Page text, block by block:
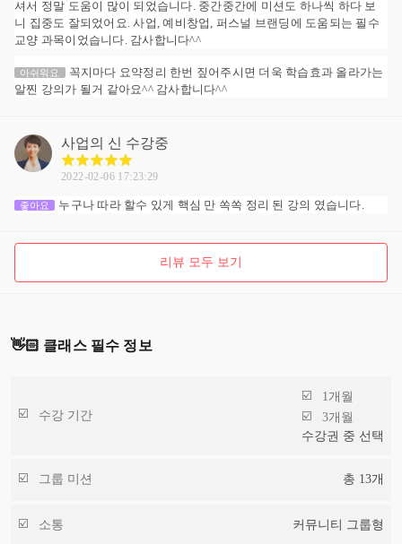
셔서 정말 도움이 많이 되었습니다. 중간중간에 미션도 하나씩 하다 보
니 집중도 잘되었어요. 사업, 예비창업, 퍼스널 브랜딩에 도움되는 필수
교양 과목이었습니다. 감사합니다^^
아쉬워요
꼭지마다 요약정리 한번 짚어주시면 더욱 학습효과 올라가는
알찐 강의가 될거 같아요^^ 감사합니다^^
사업의 신 수강중
2022-02-06 17:23:29
좋아요 누구나 따라 할수 있게 핵심 만 쏙쏙 정리 된 강의 였습니다.
리뷰 모두 보기
👋🏻 클래스 필수 정보
수강 기간
1개월
3개월
수강권 중 선택
그룹 미션 총 13개
소통 커뮤니티 그룹형